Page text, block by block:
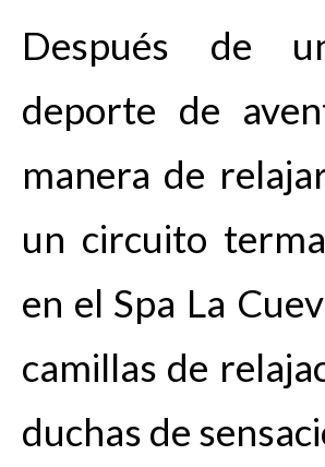
Después de
deporte de
manera de
un circuito
en el Spa La
camillas de
duchas de